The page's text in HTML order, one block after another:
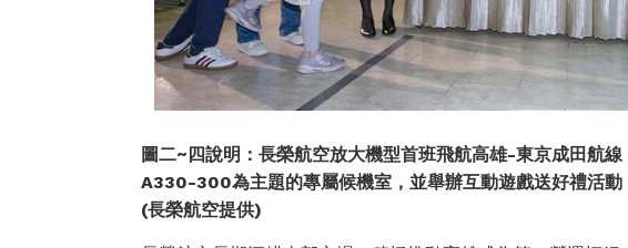
圖二~四說明：長榮航空放大機型首班飛航高雄-東京成田航
A330-300為主題的專屬候機室，並舉辦互動遊戲送好禮活動
(長榮航空提供)